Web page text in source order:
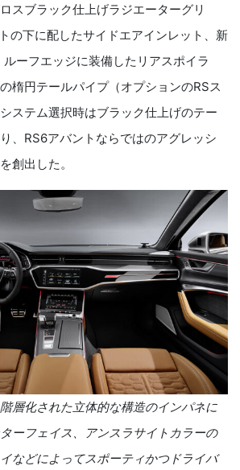
スブラック仕上げラジエーターグリ
の下に配したサイドエアインレット、新
ーフエッジに装備したリアスポイラ
楕円テールパイプ（オプションのRSス
ステム選択時はブラック仕上げのテー
、RS6アバントならではのアグレッシ
創出した。
層化された立体的な構造のインパネに
ーフェイス、アンスラサイトカラーの
などによってスポーティかつドライバ